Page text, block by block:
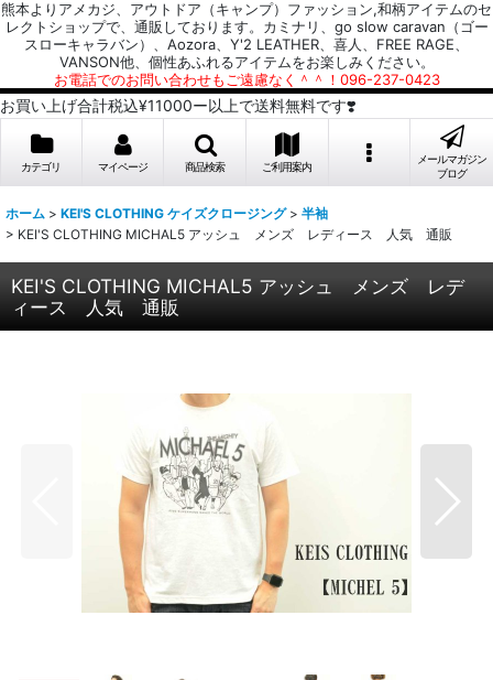
熊本よりアメカジ、アウトドア（キャンプ）ファッション,和柄アイテムのセ
レクトショップで、通販しております。カミナリ、go slow caravan（ゴー
スローキャラバン）、Aozora、Y'2 LEATHER、喜人、FREE RAGE、
VANSON他、個性あふれるアイテムをお楽しみください。
お電話でのお問い合わせもご遠慮なく＾＾！096-237-0423
お買い上げ合計税込¥11000ー以上で送料無料です❣️
カテゴリ マイページ 商品検索 ご利用案内
メールマガジン
ブログ
ホーム > KEI'S CLOTHING ケイズクロージング > 半袖
> KEI'S CLOTHING MICHAL5 アッシュ メンズ レディース 人気 通販
KEI'S CLOTHING MICHAL5 アッシュ メンズ レデ
ィース 人気 通販